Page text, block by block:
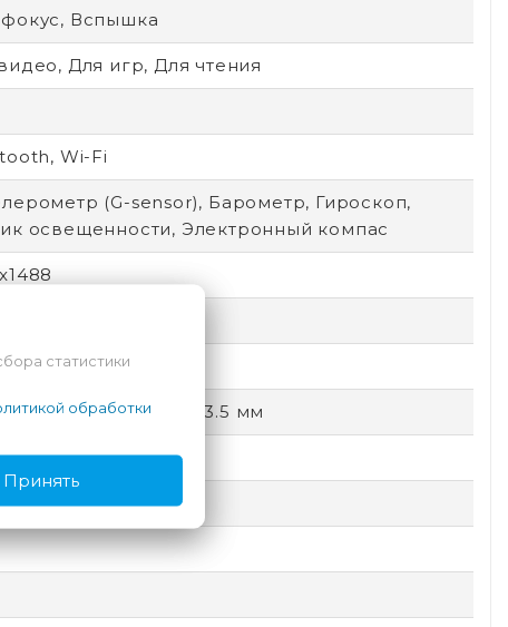
Вспышка
Для игр, Для чтения
Wi-Fi
(G-sensor), Барометр, Гироскоп,
освещенности, Электронный компас
Type-C, Аудиовыход 3.5 мм
статистики
обработки
Принять